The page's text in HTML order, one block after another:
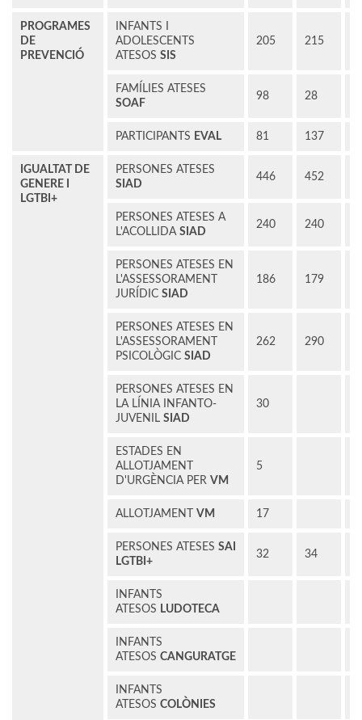
PROGRAMES
DE
PREVENCIÓ
INFANTS I
ADOLESCENTS
ATESOS SIS
205 215
FAMÍLIES ATESES
SOAF
98 28
PARTICIPANTS EVAL 81 137
IGUALTAT DE
GENERE I
LGTBI+
PERSONES ATESES
SIAD
446 452
PERSONES ATESES A
L'ACOLLIDA SIAD
240 240
PERSONES ATESES EN
L'ASSESSORAMENT
JURÍDIC SIAD
186 179
PERSONES ATESES EN
L'ASSESSORAMENT
PSICOLÒGIC SIAD
262 290
PERSONES ATESES EN
LA LÍNIA INFANTO-
JUVENIL SIAD
30
ESTADES EN
ALLOTJAMENT
D'URGÈNCIA PER VM
5
ALLOTJAMENT VM 17
PERSONES ATESES SAI
LGTBI+
32 34
INFANTS
ATESOS LUDOTECA
INFANTS
ATESOS CANGURATGE
INFANTS
ATESOS COLÒNIES